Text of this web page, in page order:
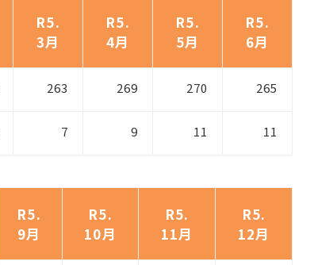
R5.
3月
R5.
4月
R5.
5月
R5.
6月
263 269 270 265
7 9 11 11
R5.
9月
R5.
10月
R5.
11月
R5.
12月